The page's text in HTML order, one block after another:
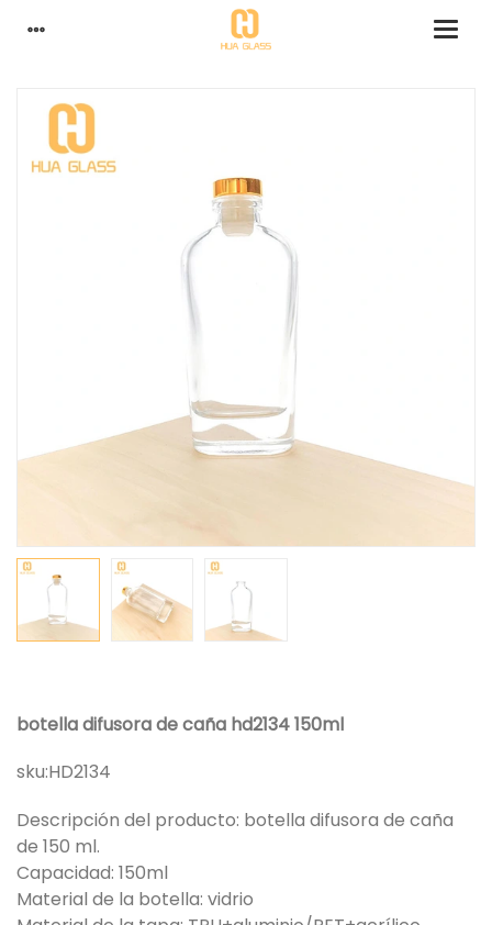
botella difusora de caña hd2134 150ml
sku:HD2134
Descripción del producto: botella difusora de caña
de 150 ml.
Capacidad: 150ml
Material de la botella: vidrio